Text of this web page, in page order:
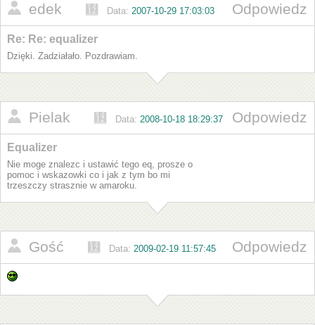
edek Data: 2007-10-29 17:03:03 Odpowiedz
Re: Re: equalizer
Dzięki. Zadziałało. Pozdrawiam.
Pielak Data: 2008-10-18 18:29:37 Odpowiedz
Equalizer
Nie moge znalezc i ustawić tego eq, prosze o
pomoc i wskazowki co i jak z tym bo mi
trzeszczy strasznie w amaroku.
Gość Data: 2009-02-19 11:57:45 Odpowiedz